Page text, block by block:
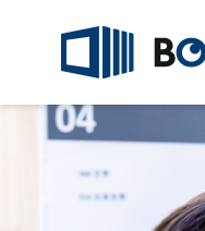
BOOKS Vision